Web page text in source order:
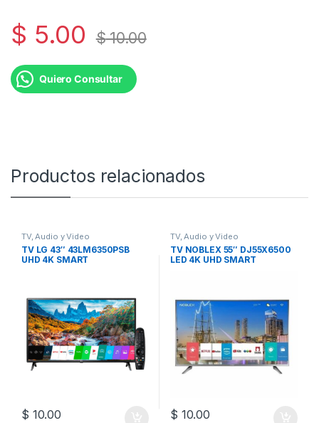
$ 5.00 $10.00
Quiero Consultar
Productos relacionados
TV, Audio y Video
TV LG 43″ 43LM6350PSB
UHD 4K SMART
$ 10.00
TV, Audio y Video
TV NOBLEX 55″ DJ55X6500
LED 4K UHD SMART
$ 10.00